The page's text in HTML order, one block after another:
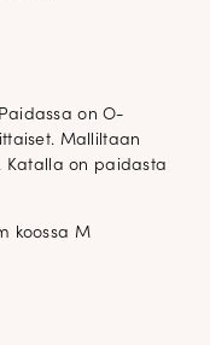
on O-
Malliltaan
Katalla on paidasta
koossa M